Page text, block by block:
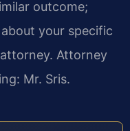
outcome;
your specific
Attorney
Mr. Sris.